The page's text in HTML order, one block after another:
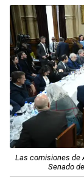
Las comisiones de
Senado